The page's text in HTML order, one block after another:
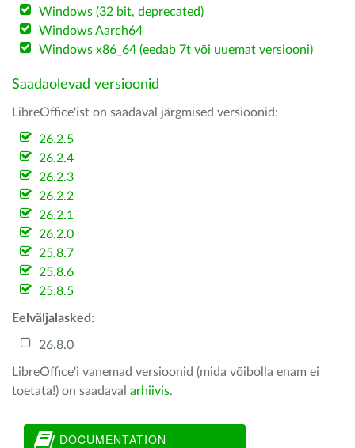
Windows (32 bit, deprecated)
Windows Aarch64
Windows x86_64 (eedab 7t või uuemat versiooni)
Saadaolevad versioonid
LibreOffice'ist on saadaval järgmised versioonid:
26.2.5
26.2.4
26.2.3
26.2.2
26.2.1
26.2.0
25.8.7
25.8.6
25.8.5
Eelväljalasked :
26.8.0
LibreOffice'i vanemad versioonid (mida võibolla enam ei
toetata!) on saadaval arhiivis.
DOCUMENTATION